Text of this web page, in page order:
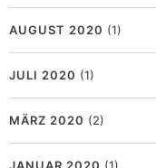
AUGUST 2020 (1)
JULI 2020 (1)
MÄRZ 2020 (2)